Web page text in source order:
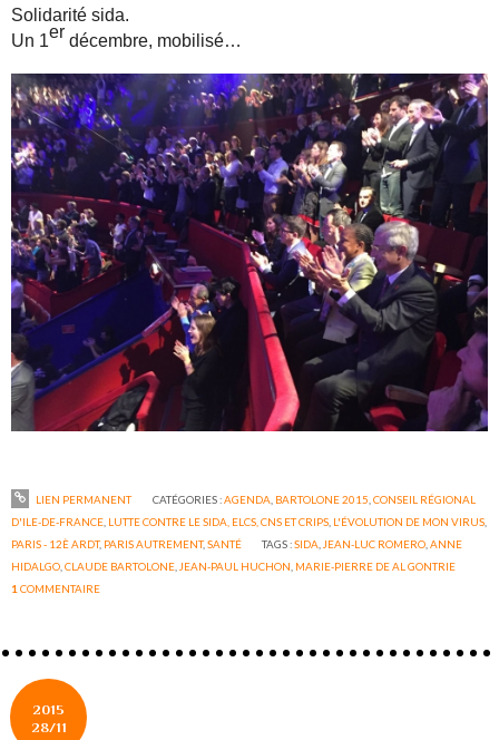
Solidarité sida.
Un 1er décembre, mobilisé…
LIEN PERMANENT CATÉGORIES :AGENDA BARTOLONE 2015 CONSEIL RÉGIONAL
D'ILE-DE-FRANCE LUTTE CONTRE LE SIDA, ELCS, CNS ET CRIPS L'ÉVOLUTION DE MON VIRUS
PARIS - 12È ARDT, PARIS AUTREMENT,SANTÉ TAGS :SIDA JEAN-LUC ROMERO ,ANNE
HIDALGO ,CLAUDE BARTOLONE JEAN-PAUL HUCHON MARIE-PIERRE DE AL GONTRIE
1 COMMENTAIRE
2015
28/11